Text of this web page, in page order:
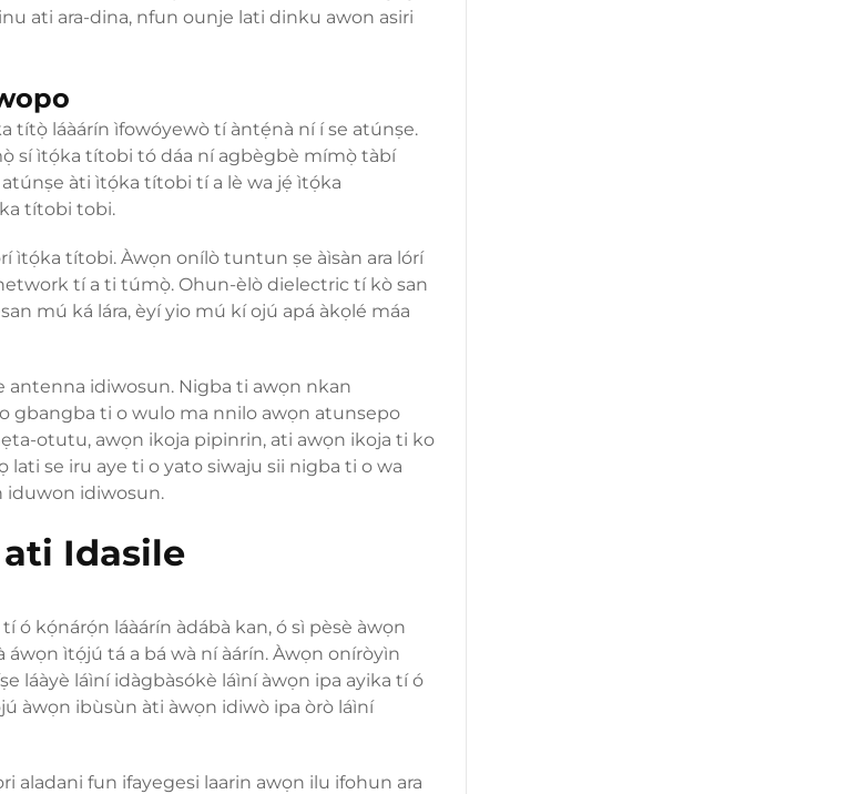
ati ara-dina, nfun ounje lati dinku awon asiri
títọ̀ láàárín ìfowóyewò tí àntẹ́nà ní í se atúnṣe.
sí ìtọ́ka títobi tó dáa ní agbègbè mímọ̀ tàbí
àti ìtọ́ka títobi tí a lè wa jẹ́ ìtọ́ka
títobi tobi.
ìtọ́ka títobi. Àwọn onílò tuntun ṣe àìsàn ara lórí
tí a ti túmọ̀. Ohun-èlò dielectric tí kò san
mú ká lára, èyí yio mú kí ojú apá àkọlé máa
antenna idiwosun. Nigba ti awọn nkan
gbangba ti o wulo ma nnilo awọn atunsepo
otutu, awọn ikoja pipinrin, ati awọn ikoja ti ko
se iru aye ti o yato siwaju sii nigba ti o wa
iduwon idiwosun.
Idasile
kọ́nárọ́n láàárín àdábà kan, ó sì pèsè àwọn
ìtọ́jú tá a bá wà ní àárín. Àwọn oníròyìn
láàyè láìní idàgbàsókè láìní àwọn ipa ayika tí ó
àwọn ibùsùn àti àwọn idiwò ipa òrò láìní
aladani fun ifayegesi laarin awọn ilu ifohun ara